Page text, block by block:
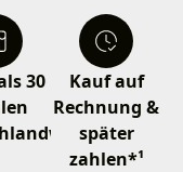
30
Kauf auf
Rechnung &
später
zahlen*¹